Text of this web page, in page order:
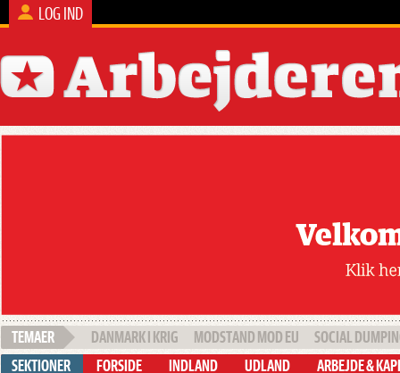
LOG IND
DANMARK I KRIG MODSTAND MOD EU
SOCIAL
FORSIDE
INDLAND UDLAND ARBEJDE &